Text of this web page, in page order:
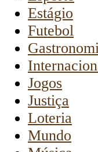
Estágio
Futebol
Jogos
Justiça
Loteria
Mundo